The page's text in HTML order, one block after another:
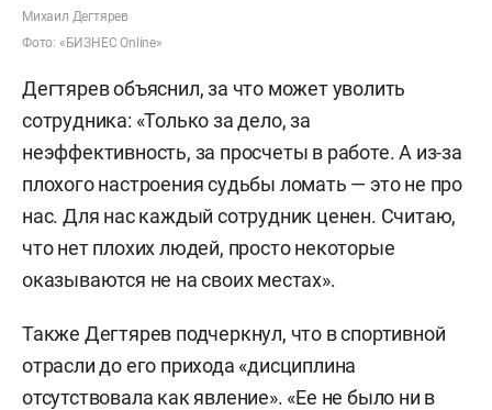
Михаил Дегтярев
Фото: «БИЗНЕС Online»
Дегтярев объяснил, за что может уволить
сотрудника: «Только за дело, за
неэффективность, за просчеты в работе. А из-за
плохого настроения судьбы ломать — это не про
нас. Для нас каждый сотрудник ценен. Считаю,
что нет плохих людей, просто некоторые
оказываются не на своих местах».
Также Дегтярев подчеркнул, что в спортивной
отрасли до его прихода «дисциплина
отсутствовала как явление». «Ее не было ни в